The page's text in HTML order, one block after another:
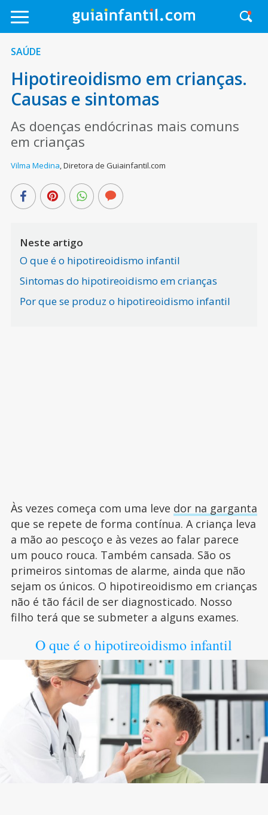
SAÚDE
Hipotireoidismo em crianças.
Causas e sintomas
As doenças endócrinas mais comuns
em crianças
Vilma Medina,Diretora de Guiainfantil.com
Neste artigo
O que é o hipotireoidismo infantil
Sintomas do hipotireoidismo em crianças
Por que se produz o hipotireoidismo infantil
Às vezes começa com uma leve dor na garganta
que se repete de forma contínua. A criança leva
a mão ao pescoço e às vezes ao falar parece
um pouco rouca. Também cansada. São os
primeiros sintomas de alarme, ainda que não
sejam os únicos. O hipotireoidismo em crianças
não é tão fácil de ser diagnosticado. Nosso
filho terá que se submeter a alguns exames.
O que é o hipotireoidismo infantil